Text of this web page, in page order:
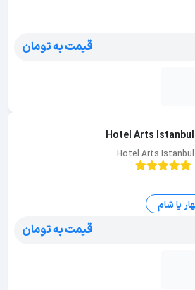
قیمت به تومان
Hotel Arts Istanbul
Hotel Arts Istanbul
یا شام
قیمت به تومان